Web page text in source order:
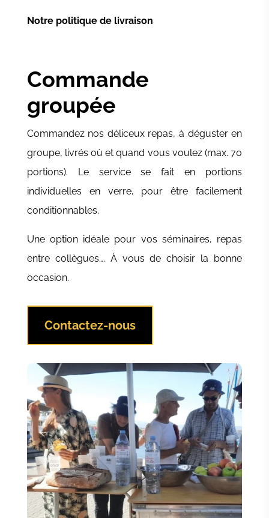
Notre politique de livraison
Commande
groupée
Commandez nos déliceux repas, à déguster en
groupe, livrés où et quand vous voulez (max. 70
portions). Le service se fait en portions
individuelles en verre, pour être facilement
conditionnables.
Une option idéale pour vos séminaires, repas
entre collègues…. À vous de choisir la bonne
occasion.
Contactez-nous